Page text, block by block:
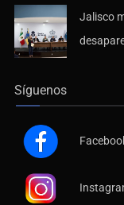
Jalisco
Síguenos